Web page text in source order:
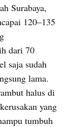
Surabaya,
120–135
dari 70
saja sudah
lama.
halus di
yang
tumbuh